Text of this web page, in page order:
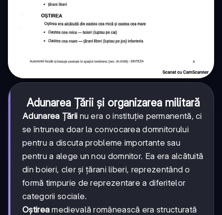
Adunarea Țării și organizarea militară
Adunarea Țării nu era o instituție permanentă, ci
se întrunea doar la convocarea domnitorului
pentru a discuta probleme importante sau
pentru a alege un nou domnitor. Ea era alcătuită
din boieri, cler și țărani liberi, reprezentând o
formă timpurie de reprezentare a diferitelor
categorii sociale.
Oștirea medievală românească era structurată